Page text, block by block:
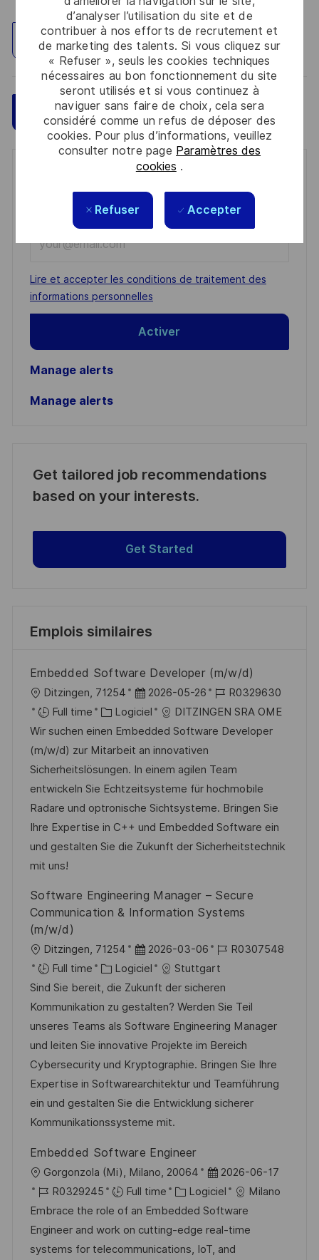
d’analyser l’utilisation du site et de
contribuer à nos efforts de recrutement et
de marketing des talents. Si vous cliquez sur
« Refuser », seuls les cookies techniques
nécessaires au bon fonctionnement du site
seront utilisés et si vous continuez à
naviguer sans faire de choix, cela sera
considéré comme un refus de déposer des
cookies. Pour plus d’informations, veuillez
consulter notre page Paramètres des
cookies .
Refuser Accepter
Explorez un site
Postulez maintenant Sauvegarder
Get notified for similar jobs
You'll receive updates once a week
Email
address
(Required)
Required
Lire et accepter les conditions de traitement des
informations personnelles
Activer
Manage alerts
Manage alerts
Get tailored job recommendations
based on your interests.
Get Started
Emplois similaires
Embedded Software Developer (m/w/d)
o
c
a
l
i
s
a
t
i
n
Ditzingen, 71254
D
a
t
e
d
’
a
f
f
h
g
2026-05-26
R
é
f
r
e
n
c
e
p
R0329630
Full time
C
a
t
é
g
o
r
i
Logiciel
DITZINGEN SRA OME
Wir suchen einen Embedded Software Developer
(m/w/d) zur Mitarbeit an innovativen
Sicherheitslösungen. In einem agilen Team
entwickeln Sie Echtzeitsysteme für hochmobile
Radare und optronische Sichtsysteme. Bringen Sie
Ihre Expertise in C++ und Embedded Software ein
und gestalten Sie die Zukunft der Sicherheitstechnik
mit uns!
Software Engineering Manager – Secure
Communication & Information Systems
(m/w/d)
o
c
a
l
i
s
a
t
i
n
Ditzingen, 71254
D
a
t
e
d
’
a
f
f
i
h
a
g
e
2026-03-06
R
é
f
é
r
e
n
c
e
o
s
t
e
R0307548
Full time
C
a
t
é
g
o
r
i
e
Logiciel
Stuttgart
Sind Sie bereit, die Zukunft der sicheren
Kommunikation zu gestalten? Werden Sie Teil
unseres Teams als Software Engineering Manager
und leiten Sie innovative Projekte im Bereich
Cybersecurity und Kryptographie. Bringen Sie Ihre
Expertise in Softwarearchitektur und Teamführung
ein und gestalten Sie die Entwicklung sicherer
Kommunikationssysteme mit.
Embedded Software Engineer
o
c
a
l
Gorgonzola (Mi), Milano, 20064
D
a
t
e
d
2026-06-17
R
é
f
é
R0329245 Full time
C
a
t
é
Logiciel
Milano
Embrace the role of an Embedded Software
Engineer and work on cutting-edge real-time
systems for telecommunications, IoT, and